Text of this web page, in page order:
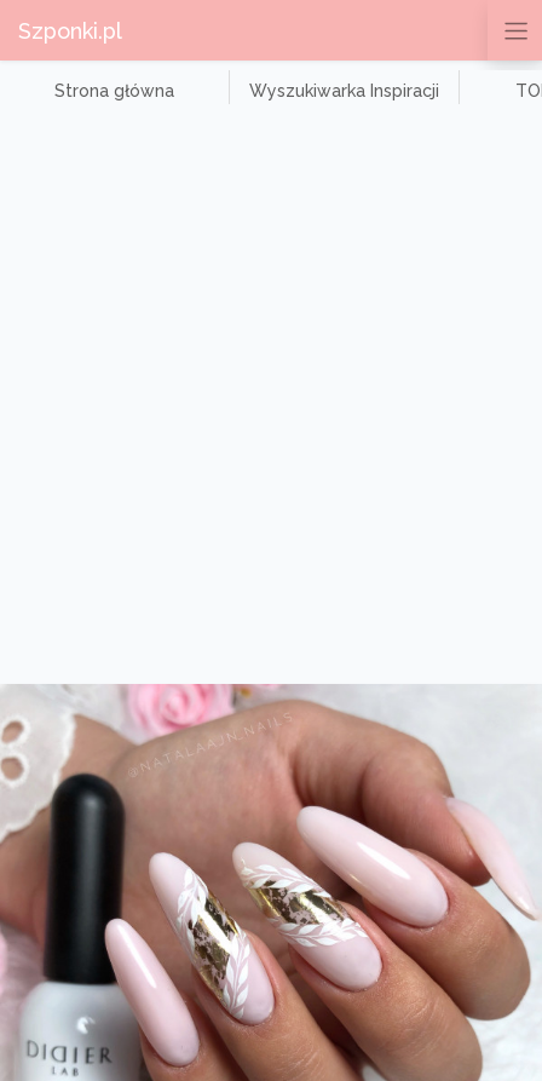
Szponki.pl
Strona główna Wyszukiwarka Inspiracji